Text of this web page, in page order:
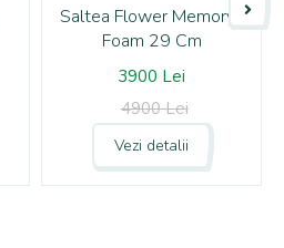
Saltea Flower Memory-
Foam 29 Cm
3900 Lei
4900 Lei
Vezi detalii